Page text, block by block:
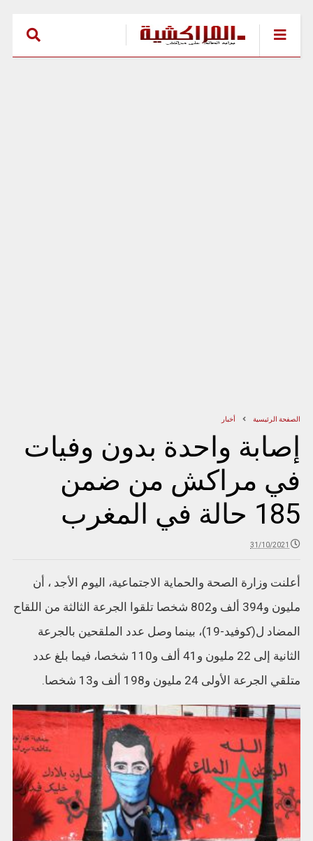
الصفحة الرئيسية أخبار
إصابة واحدة بدون وفيات
في مراكش من ضمن
185 حالة في المغرب
31/10/2021
أعلنت وزارة الصحة والحماية الاجتماعية، اليوم الأجد ، أن
مليون و394 ألف و802 شخصا تلقوا الجرعة الثالثة من اللقاح
المضاد ل(كوفيد-19)، بينما وصل عدد الملقحين بالجرعة
الثانية إلى 22 مليون و41 ألف و110 شخصا، فيما بلغ عدد
متلقي الجرعة الأولى 24 مليون و198 ألف و13 شخصا.